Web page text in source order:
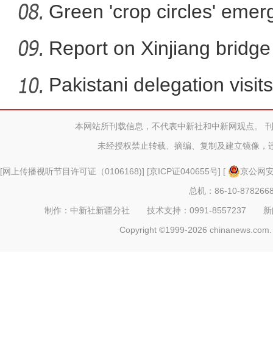
2026中国环塔国际
Green 'crop circles'
Report on Xinjiang
sa
Pakistani delegation
本网站所刊载信息，不代表中新社和中新网观点。
未经授权禁止转载、摘编、复制及建立镜像，
[网上传播视听节目许可证（0106168)] [京ICP证040655号] [
京公网
总机：86-10-
制作：中新社新疆分社 技术支持：0991-8557237
Copyright ©1999-2026